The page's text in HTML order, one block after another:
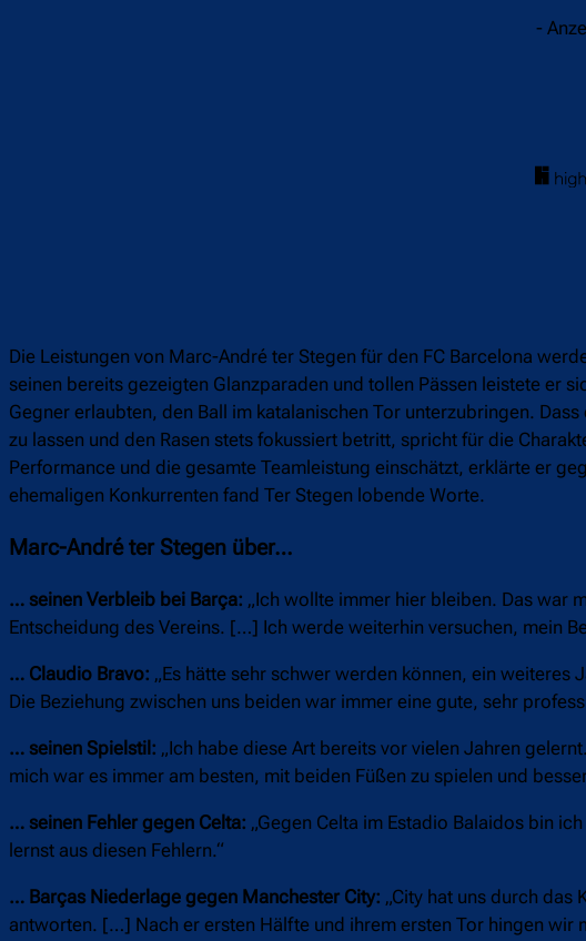
-
Die Leistungen von Marc-André ter Stegen für den FC Barcelona
seinen bereits gezeigten Glanzparaden und tollen Pässen leistete er
Gegner erlaubten, den Ball im katalanischen Tor unterzubringen.
zu lassen und den Rasen stets fokussiert betritt, spricht für die
Performance und die gesamte Teamleistung einschätzt, erklärte er
ehemaligen Konkurrenten fand Ter Stegen lobende Worte.
Marc-André ter Stegen über…
… seinen Verbleib bei Barça: „Ich wollte immer hier bleiben. Das war
Entscheidung des Vereins. […] Ich werde weiterhin versuchen, mein
… Claudio Bravo: „Es hätte sehr schwer werden können, ein
Die Beziehung zwischen uns beiden war immer eine gute, sehr
… seinen Spielstil: „Ich habe diese Art bereits vor vielen Jahren
mich war es immer am besten, mit beiden Füßen zu spielen und
… seinen Fehler gegen Celta: „Gegen Celta im Estadio Balaidos bin
lernst aus diesen Fehlern.“
… Barças Niederlage gegen Manchester City: „City hat uns durch das
antworten. […] Nach er ersten Hälfte und ihrem ersten Tor hingen